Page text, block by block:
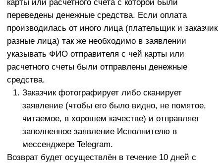
предоставление Заказчиком о себе сведений
освобождает Исполнителя от ответственности
Исполнитель освобождается от ответственности
за полное или частичное неисполнение
обязательств, предусмотренных настоящей
Офертой, если это неисполнение явилось
следствием обстоятельств непреодолимой силы,
возникших после заключения договора, в
которые Стороны не могли ни предвидеть, ни
предотвратить разумными мерами (форс-мажор).
Заказчик обязуется предоставлять достоверные
данные при оформлении заявки. Исполнитель не
проверяет соответствие предоставленных данных
действительности и предполагает, что все
является достоверной информацией.